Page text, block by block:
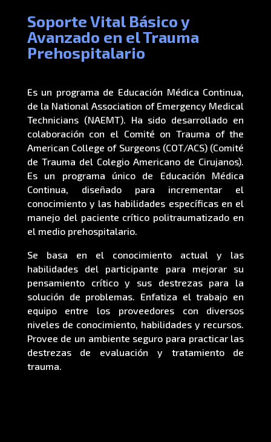
Soporte Vital Básico y
Avanzado en el Trauma
Prehospitalario
Es un programa de Educación Médica Continua,
de la National Association of Emergency Medical
Technicians (NAEMT). Ha sido desarrollado en
colaboración con el Comité on Trauma of the
American College of Surgeons (COT/ACS) (Comité
de Trauma del Colegio Americano de Cirujanos).
Es un programa único de Educación Médica
Continua, diseñado para incrementar el
conocimiento y las habilidades específicas en el
manejo del paciente crítico politraumatizado en
el medio prehospitalario.
Se basa en el conocimiento actual y las
habilidades del participante para mejorar su
pensamiento crítico y sus destrezas para la
solución de problemas. Enfatiza el trabajo en
equipo entre los proveedores con diversos
niveles de conocimiento, habilidades y recursos.
Provee de un ambiente seguro para practicar las
destrezas de evaluación y tratamiento de
trauma.